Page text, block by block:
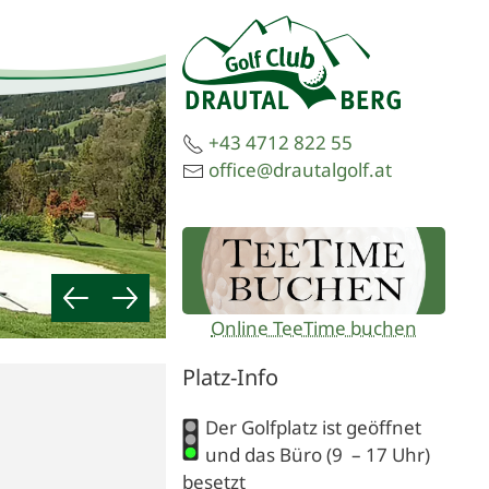
+43 4712 822 55
office@drautalgolf.at
Online TeeTime buchen
Platz-Info
Der Golfplatz ist geöffnet
und das Büro (9 – 17 Uhr)
besetzt